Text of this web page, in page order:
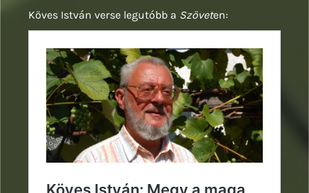
Köves István verse legutóbb a Szöveten: